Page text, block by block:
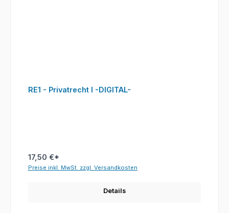
RE1 - Privatrecht I -DIGITAL-
17,50 €*
Preise inkl. MwSt. zzgl. Versandkosten
Details